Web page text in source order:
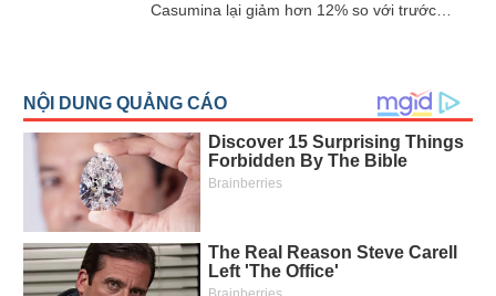
Casumina lại giảm hơn 12% so với trước